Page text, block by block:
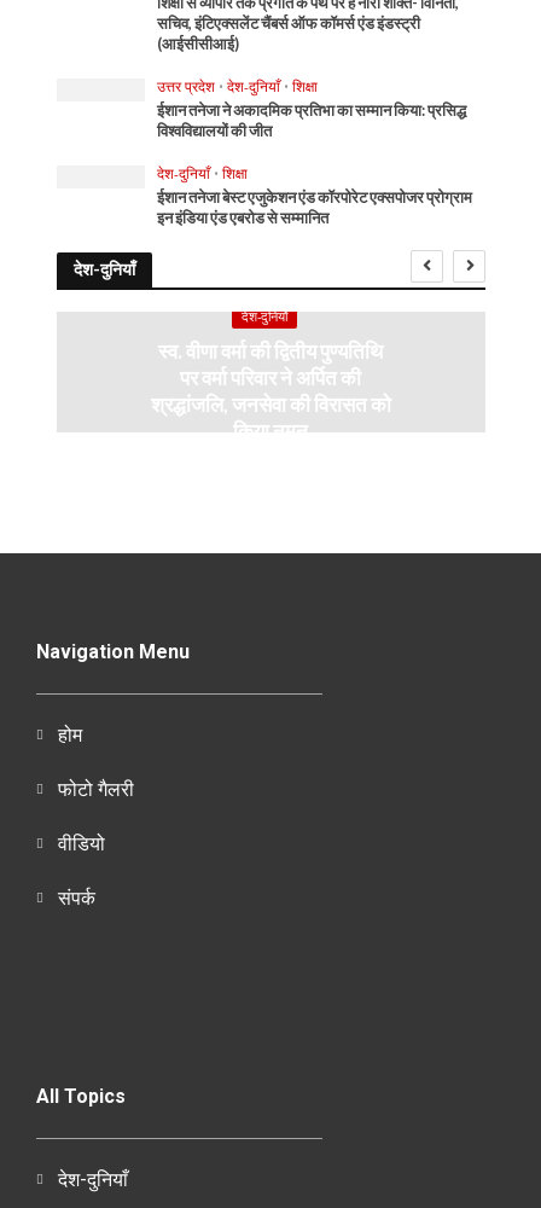
सचिव, इंटिएक्सलेंट चैंबर्स ऑफ कॉमर्स एंड इंडस्ट्री
(आईसीसीआई)
उत्तर प्रदेश • देश-दुनियाँ • शिक्षा
ईशान तनेजा ने अकादमिक प्रतिभा का सम्मान किया: प्रसिद्ध
विश्वविद्यालयों की जीत
देश-दुनियाँ • शिक्षा
ईशान तनेजा बेस्ट एजुकेशन एंड कॉरपोरेट एक्सपोजर प्रोग्राम
इन इंडिया एंड एबरोड से सम्मानित
देश-दुनियाँ
देश-दुनियाँ
स्व. वीणा वर्मा की द्वितीय पुण्यतिथि
पर वर्मा परिवार ने अर्पित की
श्रद्धांजलि, जनसेवा की विरासत को
किया नमन
Navigation Menu
होम
फोटो गैलरी
वीडियो
संपर्क
All Topics
देश-दुनियाँ